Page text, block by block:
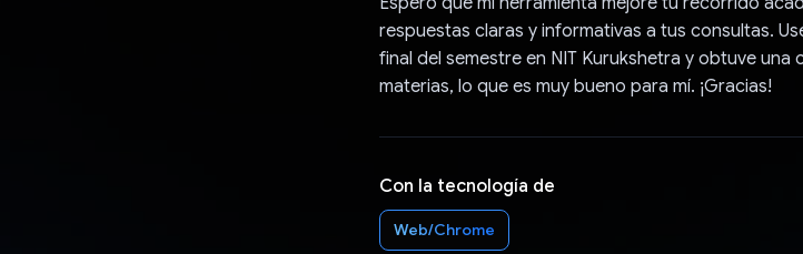
respuestas claras y informativas a tus consultas.
final del semestre en NIT Kurukshetra y obtuve una
materias, lo que es muy bueno para mí. ¡Gracias!
Con la tecnología de
Web/Chrome